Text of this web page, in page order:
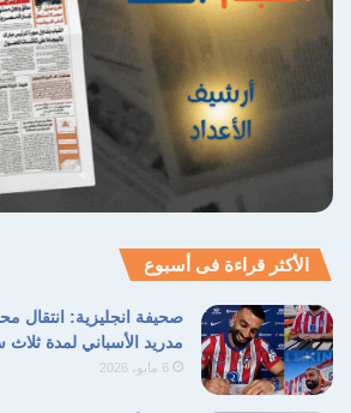
الأكثر قراءة فى أسبوع
صحيفة انجليزية: انتقال
مدريد الأسباني لمدة
6 مايو، 2026